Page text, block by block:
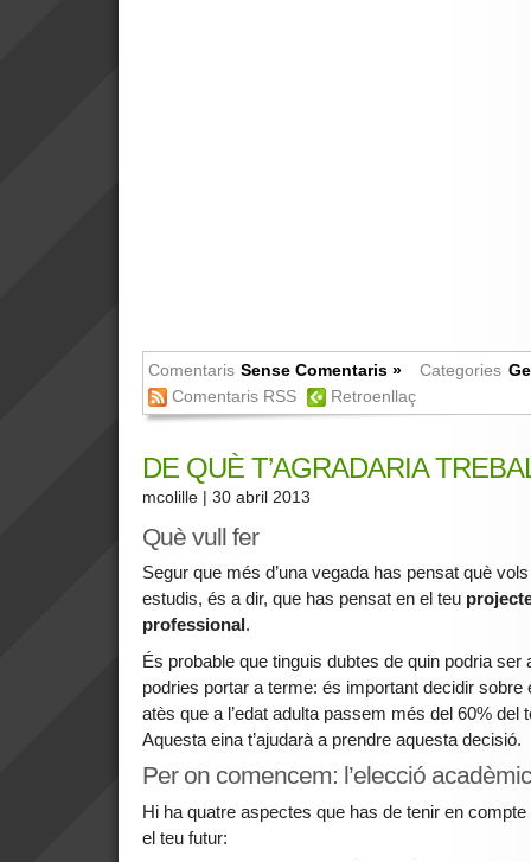
Comentaris Sense Comentaris » Categories
Comentaris RSS
Retroenllaç
DE QUÈ T’AGRADARIA
mcolille | 30 abril 2013
Què vull fer
Segur que més d’una vegada has pensat què
estudis, és a dir, que has pensat en el teu
professional.
És probable que tinguis dubtes de quin podria ser
podries portar a terme: és important decidir sobre
atès que a l’edat adulta passem més del 60% del
Aquesta eina t’ajudarà a prendre aquesta decisió.
Per on comencem: l’elecció
Hi ha quatre aspectes que has de tenir en
el teu futur: